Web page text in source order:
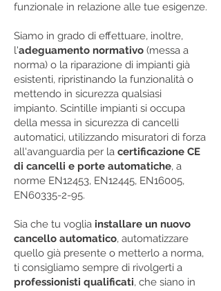
funzionale in relazione alle tue esigenze.
Siamo in grado di effettuare, inoltre,
l'adeguamento normativo (messa a
norma) o la riparazione di impianti già
esistenti, ripristinando la funzionalità o
mettendo in sicurezza qualsiasi
impianto. Scintille impianti si occupa
della messa in sicurezza di cancelli
automatici, utilizzando misuratori di forza
all'avanguardia per la certificazione CE
di cancelli e porte automatiche, a
norme EN12453, EN12445, EN16005,
EN60335-2-95.
Sia che tu voglia installare un nuovo
cancello automatico, automatizzare
quello già presente o metterlo a norma,
ti consigliamo sempre di rivolgerti a
professionisti qualificati, che siano in